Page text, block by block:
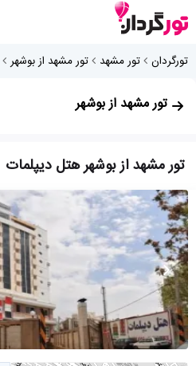
تورگردان تور مشهد تور مشهد از بوشهر
تور مشهد از بوشهر
تور مشهد از بوشهر هتل دیپلمات